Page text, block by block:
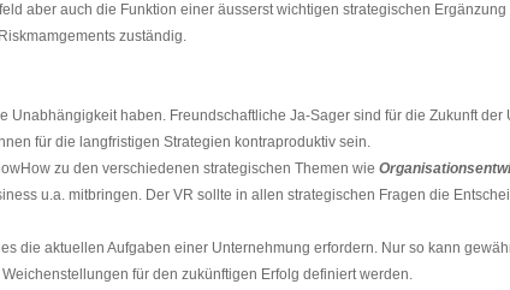
aber auch die Funktion einer äusserst wichtigen strategischen Ergänzung
zuständig.
Unabhängigkeit haben. Freundschaftliche Ja-Sager sind für die Zukunft der
für die langfristigen Strategien kontraproduktiv sein.
zu den verschiedenen strategischen Themen wie
u.a. mitbringen. Der VR sollte in allen strategischen Fragen die
die aktuellen Aufgaben einer Unternehmung erfordern. Nur so kann
für den zukünftigen Erfolg definiert werden.